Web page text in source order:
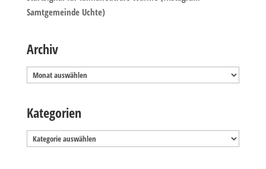
Samtgemeinde Uchte)
Archiv
Archiv
Kategorien
Kategorien